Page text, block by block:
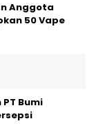
Anggota
50 Vape
Bumi